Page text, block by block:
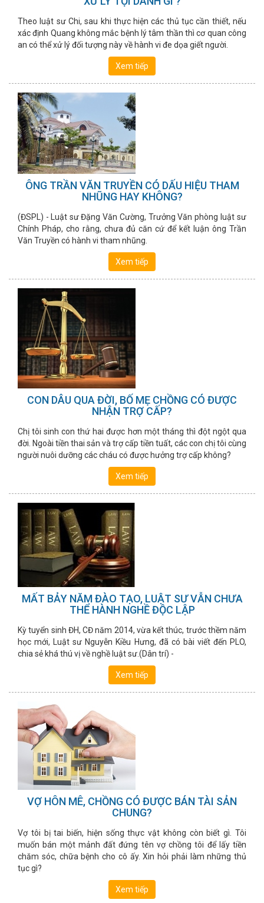
Theo luật sư Chi, sau khi thực hiện các thủ tục cần thiết, nếu
xác định Quang không mắc bệnh lý tâm thần thì cơ quan công
an có thể xử lý đối tượng này về hành vi đe dọa giết người.
Xem tiếp
ÔNG TRẦN VĂN TRUYỀN CÓ DẤU HIỆU THAM
NHŨNG HAY KHÔNG?
(ĐSPL) - Luật sư Đặng Văn Cường, Trưởng Văn phòng luật sư
Chính Pháp, cho rằng, chưa đủ căn cứ để kết luận ông Trần
Văn Truyền có hành vi tham nhũng.
Xem tiếp
CON DÂU QUA ĐỜI, BỐ MẸ CHỒNG CÓ ĐƯỢC
NHẬN TRỢ CẤP?
Chị tôi sinh con thứ hai được hơn một tháng thì đột ngột qua
đời. Ngoài tiền thai sản và trợ cấp tiền tuất, các con chị tôi cùng
người nuôi dưỡng các cháu có được hưởng trợ cấp không?
Xem tiếp
MẤT BẢY NĂM ĐÀO TẠO, LUẬT SƯ VẪN CHƯA
THỂ HÀNH NGHỀ ĐỘC LẬP
Kỳ tuyển sinh ĐH, CĐ năm 2014, vừa kết thúc, trước thềm năm
học mới, Luật sư Nguyễn Kiều Hưng, đã có bài viết đến PLO,
chia sẻ khá thú vị về nghề luật sư.(Dân trí) -
Xem tiếp
VỢ HÔN MÊ, CHỒNG CÓ ĐƯỢC BÁN TÀI SẢN
CHUNG?
Vợ tôi bị tai biến, hiện sống thực vật không còn biết gì. Tôi
muốn bán một mảnh đất đứng tên vợ chồng tôi để lấy tiền
chăm sóc, chữa bệnh cho cô ấy. Xin hỏi phải làm những thủ
tục gì?
Xem tiếp